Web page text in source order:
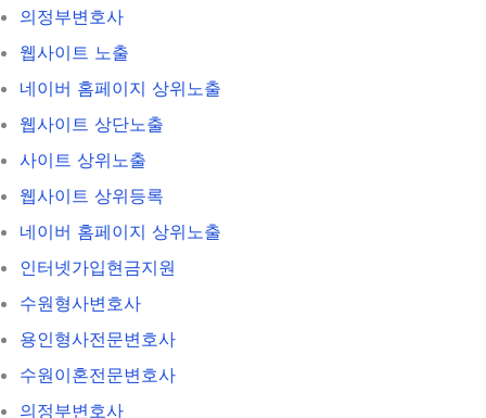
의정부변호사
웹사이트 노출
네이버 홈페이지 상위노출
웹사이트 상단노출
사이트 상위노출
웹사이트 상위등록
네이버 홈페이지 상위노출
인터넷가입현금지원
수원형사변호사
용인형사전문변호사
수원이혼전문변호사
의정부변호사